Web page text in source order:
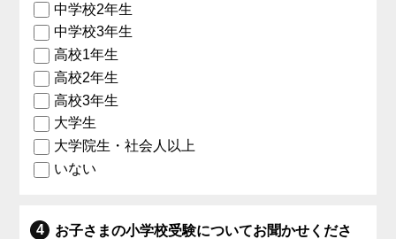
中学校2年生
中学校3年生
高校1年生
高校2年生
高校3年生
大学生
大学院生・社会人以上
いない
お子さまの小学校受験についてお聞かせくださ